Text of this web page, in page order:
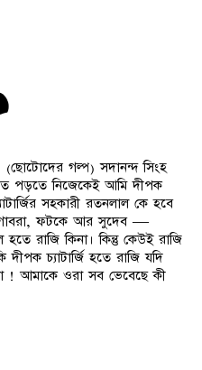
গল্প) সদানন্দ সিংহ
পড়তে নিজেকেই আমি দীপক
সহকারী রতনলাল কে হবে
ফটকে আর সুদেব —
রাজি কিনা। কিন্তু কেউই রাজি
চ্যাটার্জি হতে রাজি যদি
! আমাকে ওরা সব ভেবেছে কী